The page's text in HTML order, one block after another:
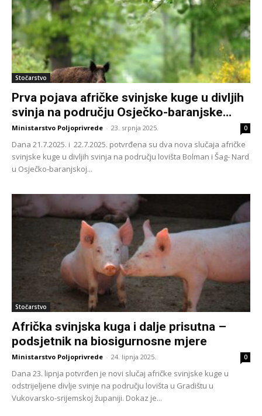
Stočarstvo
Prva pojava afričke svinjske kuge u divljih
svinja na području Osječko-baranjske...
Ministarstvo Poljoprivrede - 23. srpnja 2025. 0
Dana 21.7.2025. i 22.7.2025. potvrđena su dva nova slučaja afričke
svinjske kuge u divljih svinja na području lovišta Bolman i Šag- Nard
u Osječko-baranjskoj...
Stočarstvo
Afrička svinjska kuga i dalje prisutna –
podsjetnik na biosigurnosne mjere
Ministarstvo Poljoprivrede - 24. lipnja 2025. 0
Dana 23. lipnja potvrđen je novi slučaj afričke svinjske kuge u
odstrijeljene divlje svinje na području lovišta u Gradištu u
Vukovarsko-srijemskoj županiji. Dokaz je...